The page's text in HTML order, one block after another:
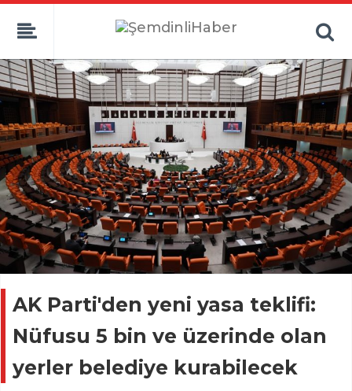
AK Parti'den yeni yasa teklifi:
Nüfusu 5 bin ve üzerinde olan
yerler belediye kurabilecek